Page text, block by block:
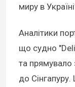
миру в
Аналітики
що судно
та прямувало
до